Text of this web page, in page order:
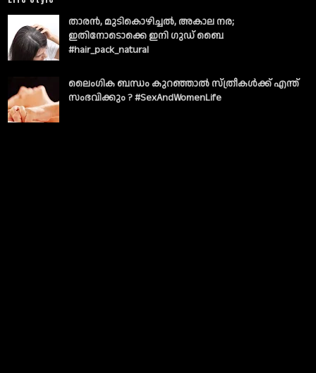
താരൻ, മുടികൊഴിച്ചൽ, അകാല നര;
ഇതിനോടൊക്കെ ഇനി ഗുഡ് ബൈ
#hair_pack_natural
ലൈംഗിക ബന്ധം കുറഞ്ഞാല്‍ സ്ത്രീകള്‍ക്ക് എന്ത്
സംഭവിക്കും ? #SexAndWomenLife